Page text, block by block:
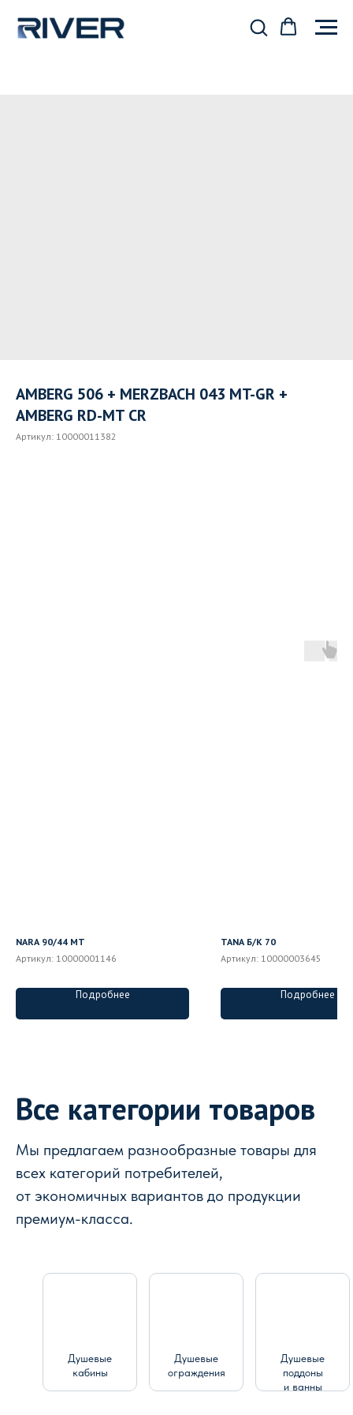
AMBERG 506 + MERZBACH 043 MT-GR +
AMBERG RD-MT CR
Артикул: 10000011382
NARA 90/44 MT
Артикул: 10000001146
Подробнее
TANA Б/К 70
Артикул: 10000003645
Подробнее
Все категории товаров
Мы предлагаем разнообразные товары для
всех категорий потребителей,
от экономичных вариантов до продукции
премиум-класса.
Душевые
кабины
Душевые
ограждения
Душевые
поддоны
и ванны